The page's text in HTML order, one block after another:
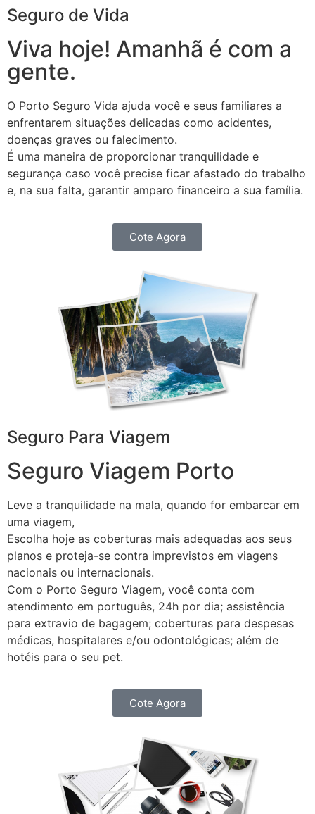
Seguro de Vida
Viva hoje! Amanhã é com a
gente.
O Porto Seguro Vida ajuda você e seus familiares a
enfrentarem situações delicadas como acidentes,
doenças graves ou falecimento.
É uma maneira de proporcionar tranquilidade e
segurança caso você precise ficar afastado do trabalho
e, na sua falta, garantir amparo financeiro a sua família.
Cote Agora
Seguro Para Viagem
Seguro Viagem Porto
Leve a tranquilidade na mala, quando for embarcar em
uma viagem,
Escolha hoje as coberturas mais adequadas aos seus
planos e proteja-se contra imprevistos em viagens
nacionais ou internacionais.
Com o Porto Seguro Viagem, você conta com
atendimento em português, 24h por dia; assistência
para extravio de bagagem; coberturas para despesas
médicas, hospitalares e/ou odontológicas; além de
hotéis para o seu pet.
Cote Agora